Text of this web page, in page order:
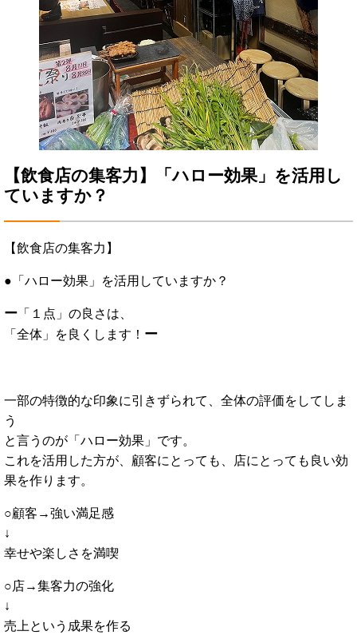
【飲食店の集客力】「ハロー効果」を活用し
ていますか？
【飲食店の集客力】
●「ハロー効果」を活用していますか？
ー 「１点」の良さは、
「全体」を良くします！ ー
一部の特徴的な印象に引きずられて、全体の評価をしてしま
う
と言うのが「ハロー効果」です。
これを活用した方が、顧客にとっても、店にとっても良い効
果を作ります。
○顧客→強い満足感
↓
幸せや楽しさを満喫
○店→集客力の強化
↓
売上という成果を作る